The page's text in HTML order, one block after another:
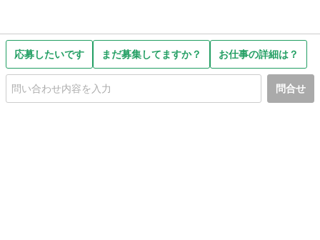
応募したいです まだ募集してますか？ お仕事の詳細は？
問合せ